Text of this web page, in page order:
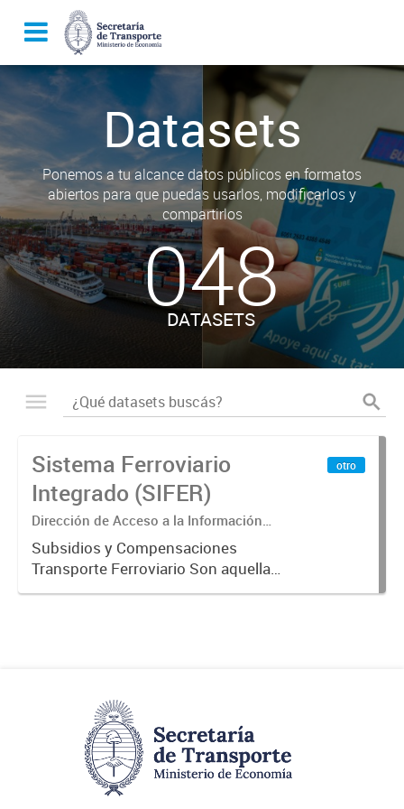
Datasets
Ponemos a tu alcance datos públicos en formatos
abiertos para que puedas usarlos, modificarlos y
compartirlos
048
DATASETS
Sistema Ferroviario
Integrado (SIFER)
Dirección de Acceso a la Información
Pública y Transparencia
Subsidios y Compensaciones
Transporte Ferroviario Son aquellas
transferencias realizadas por la
otro